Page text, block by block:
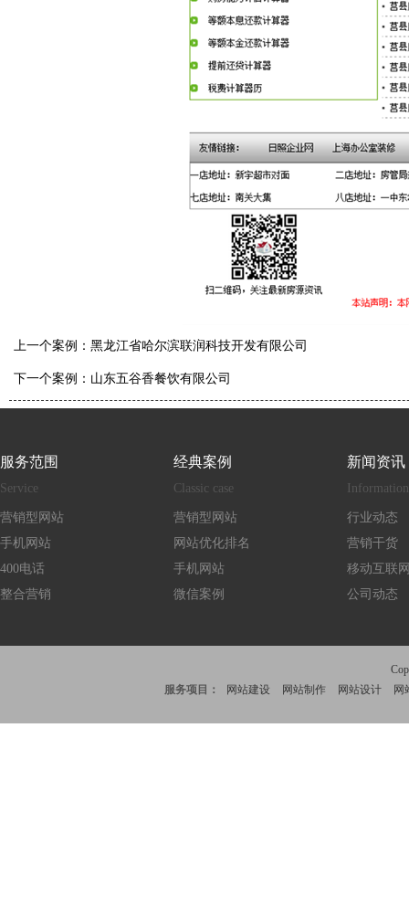
上一个案例： 黑龙江省哈尔滨联润科技开发有限公司
下一个案例： 山东五谷香餐饮有限公司
服务范围
Service
营销型网站
手机网站
400电话
整合营销
经典案例
Classic case
营销型网站
网站优化排名
手机网站
微信案例
新闻资讯
Information
行业动态
营销干货
移动互联
公司动态
服务项目：
网站建设 网站制作 网站设计 网